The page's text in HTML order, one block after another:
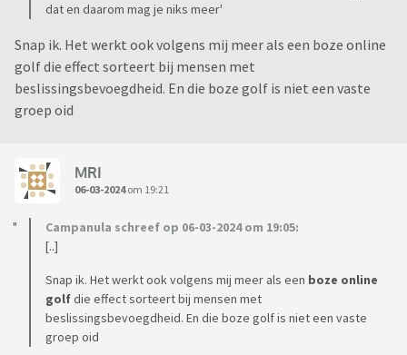
dat en daarom mag je niks meer'
Snap ik. Het werkt ook volgens mij meer als een boze online
golf die effect sorteert bij mensen met
beslissingsbevoegdheid. En die boze golf is niet een vaste
groep oid
MRI
06-03-2024om 19:21
Campanula schreef op 06-03-2024 om 19:05:
[..]
Snap ik. Het werkt ook volgens mij meer als een boze online
golfdie effect sorteert bij mensen met
beslissingsbevoegdheid. En die boze golf is niet een vaste
groep oid